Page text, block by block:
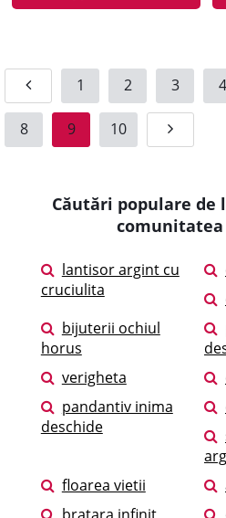
1 2 3 4
8 9 10
Căutări populare
lantisor argint cu
cruciulita
bijuterii ochiul
horus
verigheta
pandantiv inima
deschide
floarea vietii